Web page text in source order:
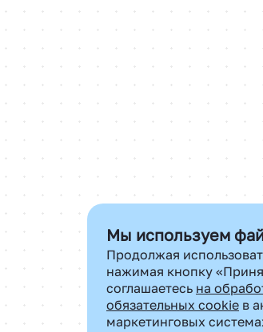
Мы используем
Продолжая
нажимая кнопку
соглашаетесь на
обязательных cookie в
маркетинговых